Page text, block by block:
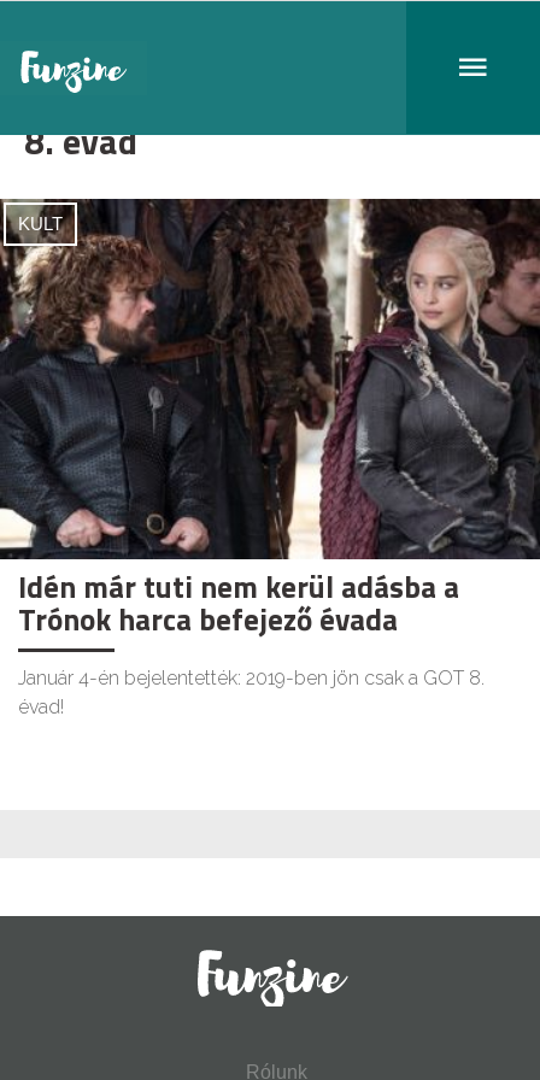
8. évad
KULT
Idén már tuti nem kerül adásba a
Trónok harca befejező évada
Január 4-én bejelentették: 2019-ben jön csak a GOT 8.
évad!
Rólunk